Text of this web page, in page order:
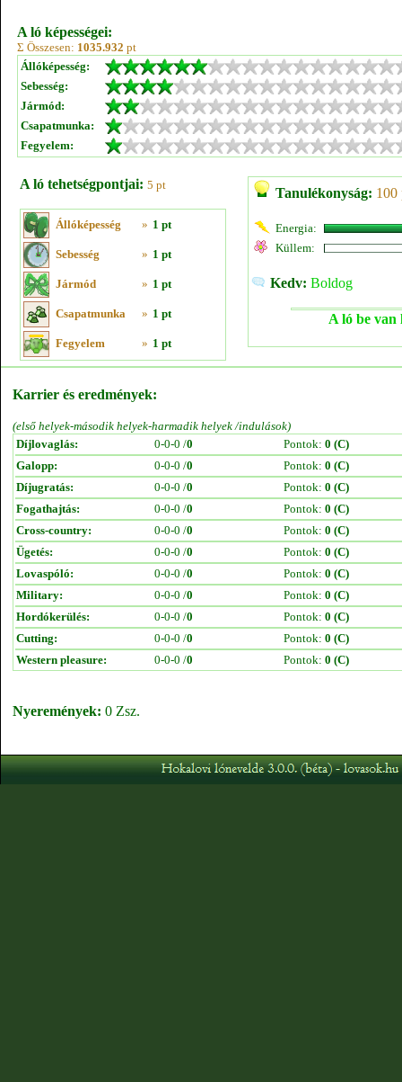
A ló képességei:
Σ Összesen: 1035.932 pt
Állóképesség:
Sebesség:
Jármód:
Csapatmunka:
Fegyelem:
A ló tehetségpontjai: 5 pt
Állóképesség » 1 pt
Sebesség » 1 pt
Jármód » 1 pt
Csapatmunka » 1 pt
Fegyelem » 1 pt
Tanulékonyság: 100
Energia:
Küllem:
Kedv: Boldog
A ló be van
Karrier és eredmények:
(első helyek-második helyek-harmadik helyek /indulások)
Díjlovaglás:
0-0-0 /0 Pontok: 0 (C)
Galopp:
0-0-0 /0 Pontok: 0 (C)
Díjugratás:
0-0-0 /0 Pontok: 0 (C)
Fogathajtás:
0-0-0 /0 Pontok: 0 (C)
Cross-country:
0-0-0 /0 Pontok: 0 (C)
Ügetés:
0-0-0 /0 Pontok: 0 (C)
Lovaspóló:
0-0-0 /0 Pontok: 0 (C)
Military:
0-0-0 /0 Pontok: 0 (C)
Hordókerülés:
0-0-0 /0 Pontok: 0 (C)
Cutting:
0-0-0 /0 Pontok: 0 (C)
Western pleasure:
0-0-0 /0 Pontok: 0 (C)
Nyeremények: 0 Zsz.